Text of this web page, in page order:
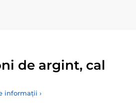
de argint, cal
informații ›